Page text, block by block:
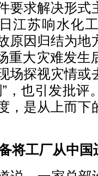
要求解决形式
江苏响水化
原因归结为地
重大灾难发生
场探视灾情或
，也引发批评
，是从上而下
将工厂从中国